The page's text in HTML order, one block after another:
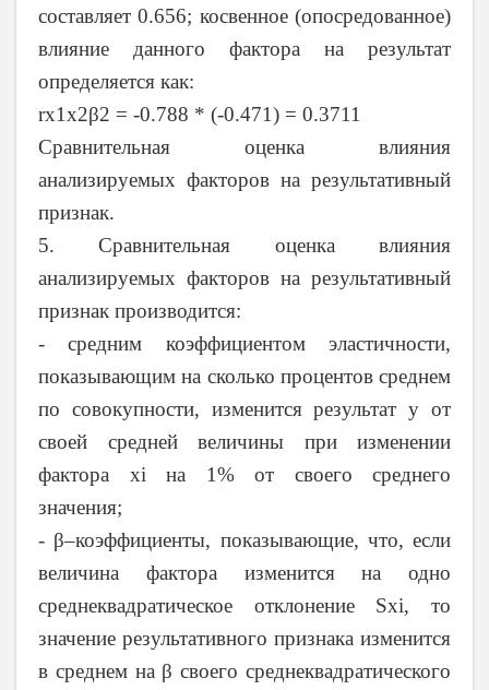
составляет 0.656; косвенное (опосредованное)
влияние данного фактора на результат
определяется как:
rx1x2β2 = -0.788 * (-0.471) = 0.3711
Сравнительная оценка влияния
анализируемых факторов на результативный
признак.
5. Сравнительная оценка влияния
анализируемых факторов на результативный
признак производится:
- средним коэффициентом эластичности,
показывающим на сколько процентов среднем
по совокупности, изменится результат y от
своей средней величины при изменении
фактора xi на 1% от своего среднего
значения;
- β–коэффициенты, показывающие, что, если
величина фактора изменится на одно
среднеквадратическое отклонение Sxi, то
значение результативного признака изменится
в среднем на β своего среднеквадратического